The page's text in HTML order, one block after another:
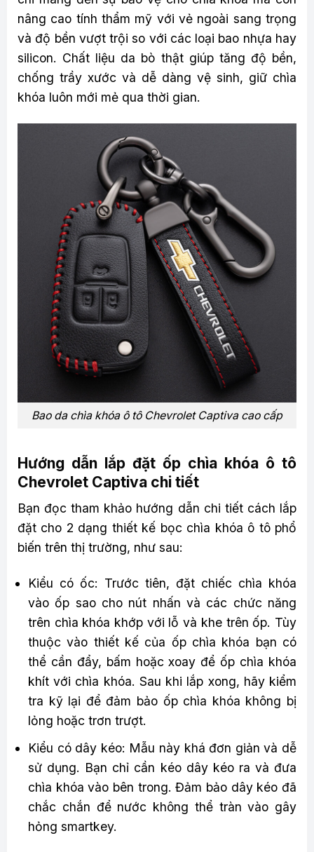
nâng cao tính thẩm mỹ với vẻ ngoài sang trọng
và độ bền vượt trội so với các loại bao nhựa hay
silicon. Chất liệu da bò thật giúp tăng độ bền,
chống trầy xước và dễ dàng vệ sinh, giữ chìa
khóa luôn mới mẻ qua thời gian.
Bao da chìa khóa ô tô Chevrolet Captiva cao cấp
Hướng dẫn lắp đặt ốp chìa khóa ô tô
Chevrolet Captiva chi tiết
Bạn đọc tham khảo hướng dẫn chi tiết cách lắp
đặt cho 2 dạng thiết kế bọc chìa khóa ô tô phổ
biến trên thị trường, như sau:
Kiểu có ốc: Trước tiên, đặt chiếc chìa khóa
vào ốp sao cho nút nhấn và các chức năng
trên chìa khóa khớp với lỗ và khe trên ốp. Tùy
thuộc vào thiết kế của ốp chìa khóa bạn có
thể cần đẩy, bấm hoặc xoay để ốp chìa khóa
khít với chìa khóa. Sau khi lắp xong, hãy kiểm
tra kỹ lại để đảm bảo ốp chìa khóa không bị
lỏng hoặc trơn trượt.
Kiểu có dây kéo: Mẫu này khá đơn giản và dễ
sử dụng. Bạn chỉ cần kéo dây kéo ra và đưa
chìa khóa vào bên trong. Đảm bảo dây kéo đã
chắc chắn để nước không thể tràn vào gây
hỏng smartkey.